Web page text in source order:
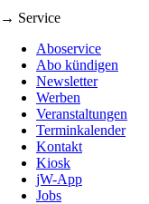
→ Service
Aboservice
Abo kündigen
Newsletter
Werben
Veranstaltungen
Terminkalender
Kontakt
Kiosk
jW-App
Jobs